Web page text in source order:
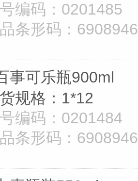
编码：0201485
条形码：
事可乐瓶900ml
规格：1*12
编码：0201484
条形码：